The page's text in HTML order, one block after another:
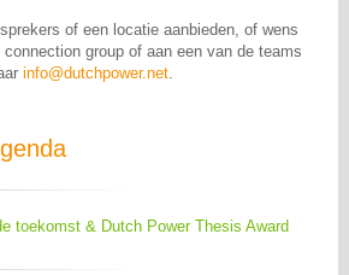
of een locatie aanbieden, of wens
group of aan een van de teams
info@dutchpower.net.
toekomst & Dutch Power Thesis Award